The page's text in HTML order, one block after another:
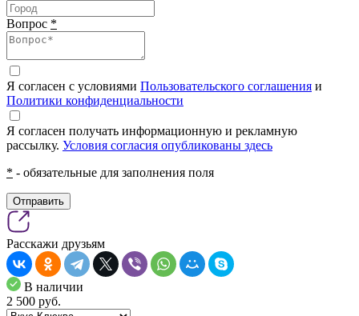
Вопрос *
Я согласен с условиями Пользовательского соглашения и
Политики конфиденциальности
Я согласен получать информационную и рекламную
рассылку. Условия согласия опубликованы здесь
* - обязательные для заполнения поля
Отправить
Расскажи друзьям
В наличии
2 500 pуб.